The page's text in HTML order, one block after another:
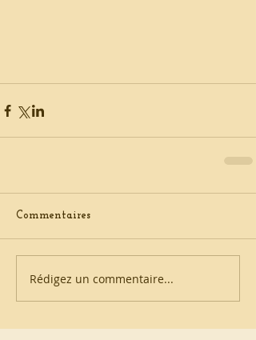
Commentaires
Rédigez un commentaire...